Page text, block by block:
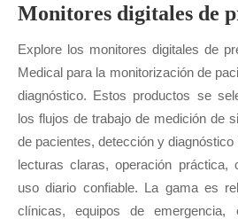
Monitores digitales de
Explore los monitores digitales de
Medical para la monitorización de
diagnóstico. Estos productos se
los flujos de trabajo de medición de
de pacientes, detección y
lecturas claras, operación práctica,
uso diario confiable. La gama es
clínicas, equipos de